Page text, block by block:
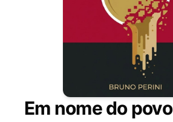
Em nome do povo